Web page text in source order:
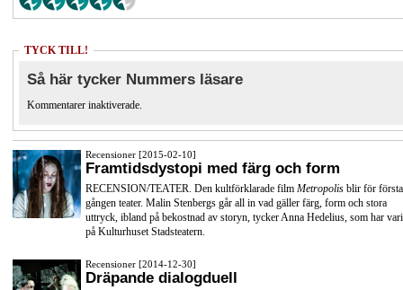
TYCK TILL!
Så här tycker Nummers läsare
Kommentarer inaktiverade.
Recensioner [2015-02-10]
Framtidsdystopi med färg och form
RECENSION/TEATER. Den kultförklarade film Metropolis blir för första
gången teater. Malin Stenbergs går all in vad gäller färg, form och stora
uttryck, ibland på bekostnad av storyn, tycker Anna Hedelius, som har
på Kulturhuset Stadsteatern.
Recensioner [2014-12-30]
Dräpande dialogduell